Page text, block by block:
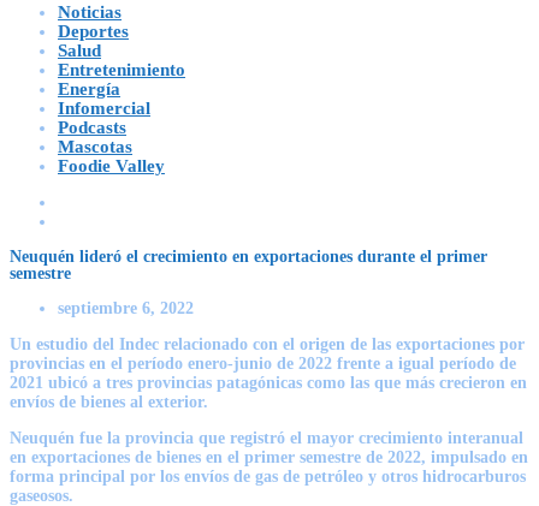
Noticias
Deportes
Salud
Entretenimiento
Energía
Infomercial
Podcasts
Mascotas
Foodie Valley
Neuquén lideró el crecimiento en exportaciones durante el primer
semestre
septiembre 6, 2022
Un estudio del Indec relacionado con el origen de las exportaciones por
provincias en el período enero-junio de 2022 frente a igual período de
2021 ubicó a tres provincias patagónicas como las que más crecieron en
envíos de bienes al exterior.
Neuquén fue la provincia que registró el mayor crecimiento interanual
en exportaciones de bienes en el primer semestre de 2022, impulsado en
forma principal por los envíos de gas de petróleo y otros hidrocarburos
gaseosos.